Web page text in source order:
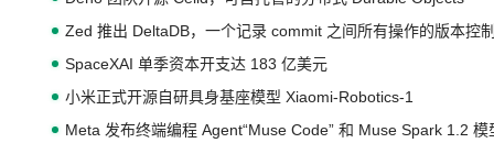
Zed 推出 DeltaDB，一个记录 commit 之间所有操作的版本控
SpaceXAI 单季资本开支达 183 亿美元
小米正式开源自研具身基座模型 Xiaomi-Robotics-1
Meta 发布终端编程 Agent“Muse Code” 和 Muse Spark 1.2 模